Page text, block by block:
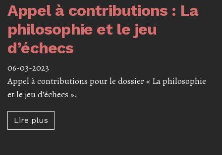
Appel à contributions : La
philosophie et le jeu
d’échecs
06-03-2023
Appel à contributions pour le dossier « La philosophie
et le jeu d'échecs ».
Lire plus